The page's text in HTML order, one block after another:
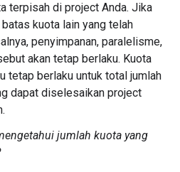
terpisah di project Anda. Jika
kuota lain yang telah
penyimpanan, paralelisme,
akan tetap berlaku. Kuota
tetap berlaku untuk total jumlah
dapat diselesaikan project
jumlah kuota yang